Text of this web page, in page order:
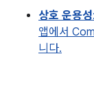
상호 운용성
앱에서
니다.